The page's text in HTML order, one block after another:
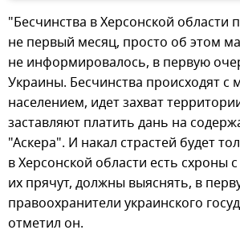
"Бесчинства в Херсонской области
не первый месяц, просто об этом
не информировалось, в первую
Украины. Бесчинства происходят с
населением, идет захват
заставляют платить дань на
"Аскера". И накал страстей будет
в Херсонской области есть схроны
их прячут, должны выяснять, в
правоохранители украинского
отметил он.